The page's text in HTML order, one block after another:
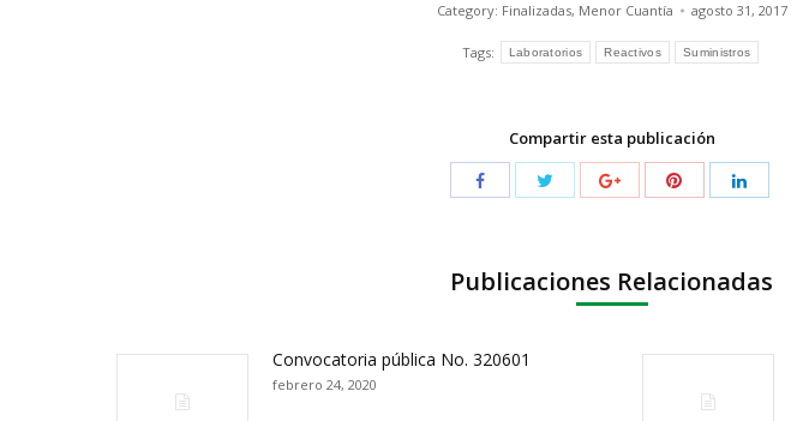
Category: Finalizadas, Menor Cuantía agosto 31, 2017
Tags: Laboratorios Reactivos Suministros
Compartir esta publicación
Publicaciones Relacionadas
Convocatoria pública No. 320601
febrero 24, 2020